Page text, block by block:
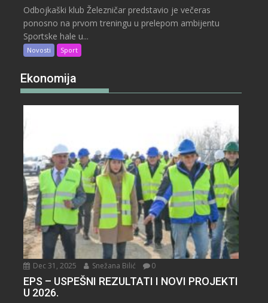
Odbojkaški klub Železničar predstavio je večeras
ponosno na prvom treningu u prelepom ambijentu
Sportske hale u...
Novosti Sport
Ekonomija
Dec 31, 2025 Snežana Bilić 0
EPS – USPEŠNI REZULTATI I NOVI PROJEKTI
U 2026.